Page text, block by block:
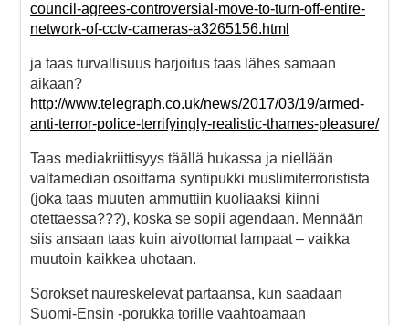
council-agrees-controversial-move-to-turn-off-entire-
network-of-cctv-cameras-a3265156.html
ja taas turvallisuus harjoitus taas lähes samaan
aikaan?
http://www.telegraph.co.uk/news/2017/03/19/armed-
anti-terror-police-terrifyingly-realistic-thames-pleasure/
Taas mediakriittisyys täällä hukassa ja niellään
valtamedian osoittama syntipukki muslimiterroristista
(joka taas muuten ammuttiin kuoliaaksi kiinni
otettaessa???), koska se sopii agendaan. Mennään
siis ansaan taas kuin aivottomat lampaat – vaikka
muutoin kaikkea uhotaan.
Sorokset naureskelevat partaansa, kun saadaan
Suomi-Ensin -porukka torille vaahtoamaan